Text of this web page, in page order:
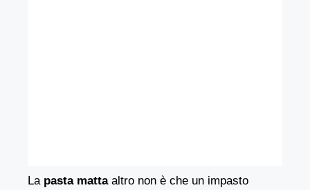
La pasta mattaaltro non è che un impasto